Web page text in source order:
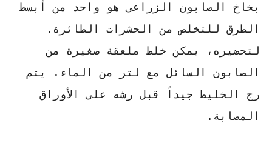
بخاخ الصابون الزراعي هو واحد من أبسط
الطرق للتخلص من الحشرات الطائرة.
لتحضيره، يمكن خلط ملعقة صغيرة من
الصابون السائل مع لتر من الماء. يتم
رج الخليط جيداً قبل رشه على الأوراق
المصابة.